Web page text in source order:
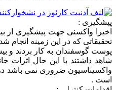
پیشگیری :
تحقیقاتی كه در این زمینه
شاهد داشتند با این حال اثرات
واكسیناسیون ضروری نمی باشد در
است .